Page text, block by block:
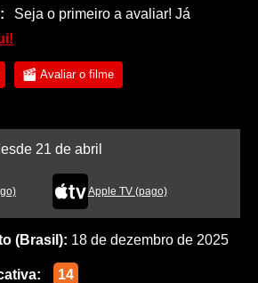
Seja o primeiro a avaliar! Já
Avaliar o filme
21 de abril
Apple TV (pago)
(Brasil): 18 de dezembro de 2025
14